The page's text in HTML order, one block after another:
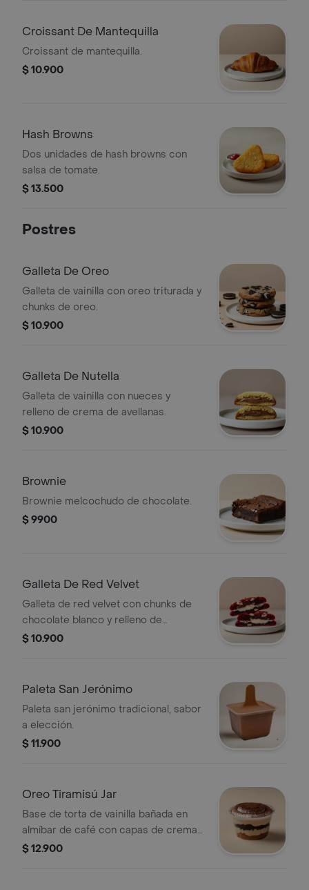
Croissant De Mantequilla
Croissant de mantequilla.
$ 10.900
Hash Browns
Dos unidades de hash browns con
salsa de tomate.
$ 13.500
Postres
Galleta De Oreo
Galleta de vainilla con oreo triturada y
chunks de oreo.
$ 10.900
Galleta De Nutella
Galleta de vainilla con nueces y
relleno de crema de avellanas.
$ 10.900
Brownie
Brownie melcochudo de chocolate.
$ 9900
Galleta De Red Velvet
Galleta de red velvet con chunks de
chocolate blanco y relleno de
cheesecake.
$ 10.900
Paleta San Jerónimo
Paleta san jerónimo tradicional, sabor
a elección.
$ 11.900
Oreo Tiramisú Jar
Base de torta de vainilla bañada en
almíbar de café con capas de crema
de tiramisú y oreo.
$ 12.900